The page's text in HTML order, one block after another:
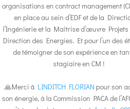
organisations en contract management
en place au sein d’EDF et de la
l’Ingénierie et la Maîtrise d’œuvre Projets
Direction des Energies. Et pour l’un des
de témoigner de son expérience en
stagiaire en CM !
🙏Merci à LINDITCH FLORIAN pour son
son énergie, à la Commission PACA de